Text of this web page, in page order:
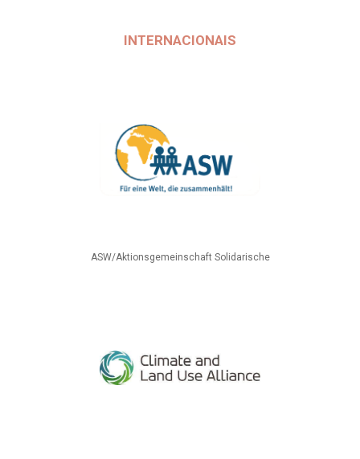
INTERNACIONAIS
ASW/Aktionsgemeinschaft Solidarische